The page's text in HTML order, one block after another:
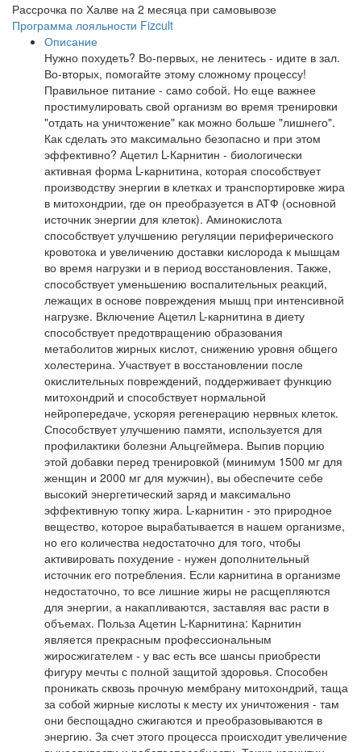
Рассрочка по Халве на 2 месяца при самовывозе
Программа лояльности Fizcult
Описание
Нужно похудеть? Во-первых, не ленитесь - идите в зал.
Во-вторых, помогайте этому сложному процессу!
Правильное питание - само собой. Но еще важнее
простимулировать свой организм во время тренировки
"отдать на уничтожение" как можно больше "лишнего".
Как сделать это максимально безопасно и при этом
эффективно? Ацетил L-Карнитин - биологически
активная форма L-карнитина, которая способствует
производству энергии в клетках и транспортировке жира
в митохондрии, где он преобразуется в АТФ (основной
источник энергии для клеток). Аминокислота
способствует улучшению регуляции периферического
кровотока и увеличению доставки кислорода к мышцам
во время нагрузки и в период восстановления. Также,
способствует уменьшению воспалительных реакций,
лежащих в основе повреждения мышц при интенсивной
нагрузке. Включение Ацетил L-карнитина в диету
способствует предотвращению образования
метаболитов жирных кислот, снижению уровня общего
холестерина. Участвует в восстановлении после
окислительных повреждений, поддерживает функцию
митохондрий и способствует нормальной
нейропередаче, ускоряя регенерацию нервных клеток.
Способствует улучшению памяти, используется для
профилактики болезни Альцгеймера. Выпив порцию
этой добавки перед тренировкой (минимум 1500 мг для
женщин и 2000 мг для мужчин), вы обеспечите себе
высокий энергетический заряд и максимально
эффективную топку жира. L-карнитин - это природное
вещество, которое вырабатывается в нашем организме,
но его количества недостаточно для того, чтобы
активировать похудение - нужен дополнительный
источник его потребления. Если карнитина в организме
недостаточно, то все лишние жиры не расщепляются
для энергии, а накапливаются, заставляя вас расти в
объемах. Польза Ацетин L-Карнитина: Карнитин
является прекрасным профессиональным
жиросжигателем - у вас есть все шансы приобрести
фигуру мечты с полной защитой здоровья. Способен
проникать сквозь прочную мембрану митохондрий, таща
за собой жирные кислоты к месту их уничтожения - там
они беспощадно сжигаются и преобразовываются в
энергию. За счет этого процесса происходит увеличение